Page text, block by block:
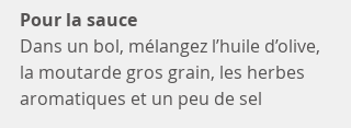
Pour la sauce
Dans un bol, mélangez l’huile d’olive,
la moutarde gros grain, les herbes
aromatiques et un peu de sel